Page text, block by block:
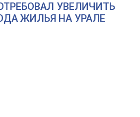
УВЕЛИЧИТЬ
ЖИЛЬЯ НА УРАЛЕ